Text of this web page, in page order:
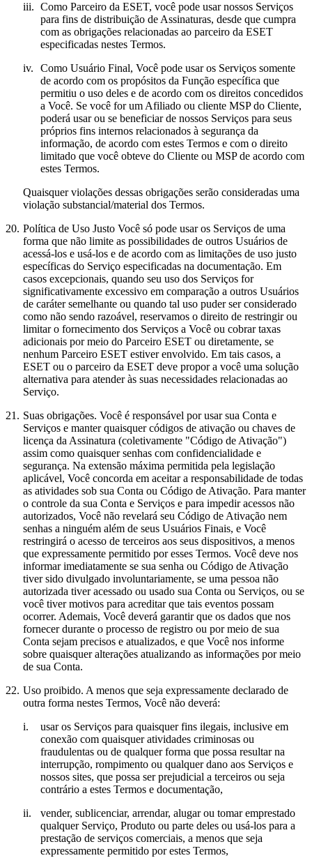
iii. Como Parceiro da ESET, você pode usar nossos Serviços
para fins de distribuição de Assinaturas, desde que cumpra
com as obrigações relacionadas ao parceiro da ESET
especificadas nestes Termos.
iv.
Como Usuário Final, Você pode usar os Serviços somente
de acordo com os propósitos da Função específica que
permitiu o uso deles e de acordo com os direitos concedidos
a Você. Se você for um Afiliado ou cliente MSP do Cliente,
poderá usar ou se beneficiar de nossos Serviços para seus
próprios fins internos relacionados à segurança da
informação, de acordo com estes Termos e com o direito
limitado que você obteve do Cliente ou MSP de acordo com
estes Termos.
Quaisquer violações dessas obrigações serão consideradas uma
violação substancial/material dos Termos.
20. Política de Uso Justo Você só pode usar os Serviços de uma
forma que não limite as possibilidades de outros Usuários de
acessá-los e usá-los e de acordo com as limitações de uso justo
específicas do Serviço especificadas na documentação. Em
casos excepcionais, quando seu uso dos Serviços for
significativamente excessivo em comparação a outros Usuários
de caráter semelhante ou quando tal uso puder ser considerado
como não sendo razoável, reservamos o direito de restringir ou
limitar o fornecimento dos Serviços a Você ou cobrar taxas
adicionais por meio do Parceiro ESET ou diretamente, se
nenhum Parceiro ESET estiver envolvido. Em tais casos, a
ESET ou o parceiro da ESET deve propor a você uma solução
alternativa para atender às suas necessidades relacionadas ao
Serviço.
21. Suas obrigações. Você é responsável por usar sua Conta e
Serviços e manter quaisquer códigos de ativação ou chaves de
licença da Assinatura (coletivamente "Código de Ativação")
assim como quaisquer senhas com confidencialidade e
segurança. Na extensão máxima permitida pela legislação
aplicável, Você concorda em aceitar a responsabilidade de todas
as atividades sob sua Conta ou Código de Ativação. Para manter
o controle da sua Conta e Serviços e para impedir acessos não
autorizados, Você não revelará seu Código de Ativação nem
senhas a ninguém além de seus Usuários Finais, e Você
restringirá o acesso de terceiros aos seus dispositivos, a menos
que expressamente permitido por esses Termos. Você deve nos
informar imediatamente se sua senha ou Código de Ativação
tiver sido divulgado involuntariamente, se uma pessoa não
autorizada tiver acessado ou usado sua Conta ou Serviços, ou se
você tiver motivos para acreditar que tais eventos possam
ocorrer. Ademais, Você deverá garantir que os dados que nos
fornecer durante o processo de registro ou por meio de sua
Conta sejam precisos e atualizados, e que Você nos informe
sobre quaisquer alterações atualizando as informações por meio
de sua Conta.
22. Uso proibido. A menos que seja expressamente declarado de
outra forma nestes Termos, Você não deverá:
i.
usar os Serviços para quaisquer fins ilegais, inclusive em
conexão com quaisquer atividades criminosas ou
fraudulentas ou de qualquer forma que possa resultar na
interrupção, rompimento ou qualquer dano aos Serviços e
nossos sites, que possa ser prejudicial a terceiros ou seja
contrário a estes Termos e documentação,
ii.
vender, sublicenciar, arrendar, alugar ou tomar emprestado
qualquer Serviço, Produto ou parte deles ou usá-los para a
prestação de serviços comerciais, a menos que seja
expressamente permitido por estes Termos,